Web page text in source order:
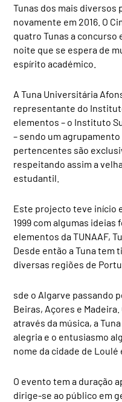
Tunas dos mais diversos
novamente em 2016. O
quatro Tunas a concurso
noite que se espera de
espírito académico.
A Tuna Universitária
representante do
elementos – o Instituto
– sendo um
pertencentes são
respeitando assim a
estudantil.
Este projecto teve início
1999 com algumas ideias
elementos da TUNAAF,
Desde então a Tuna tem
diversas regiões de
sde o Algarve passando
Beiras, Açores e
através da música, a
alegria e o entusiasmo
nome da cidade de Loulé
O evento tem a duração
dirige-se ao público em